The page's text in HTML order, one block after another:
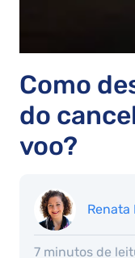
Como
do
voo?
Renata
7 minutos de